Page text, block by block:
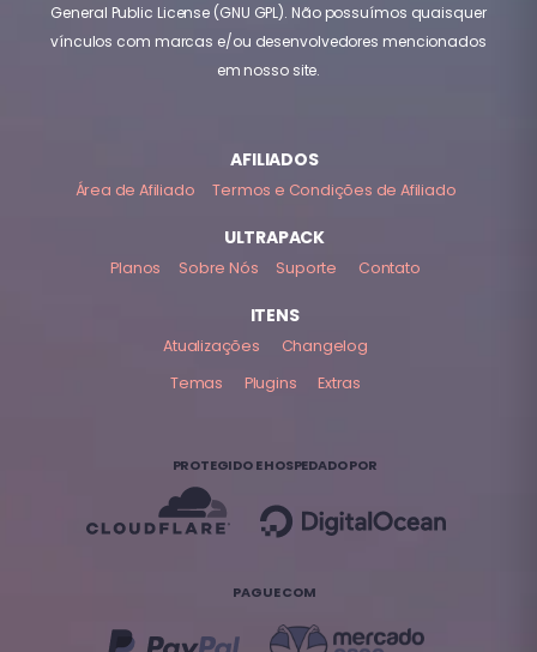
General Public License (GNU GPL). Não possuímos quaisquer
vínculos com marcas e/ou desenvolvedores mencionados
em nosso site.
AFILIADOS
Área de Afiliado Termos e Condições de Afiliado
ULTRAPACK
Planos Sobre Nós Suporte Contato
ITENS
Atualizações
Changelog
Temas
Plugins Extras
PROTEGIDO E HOSPEDADO POR
PAGUE COM